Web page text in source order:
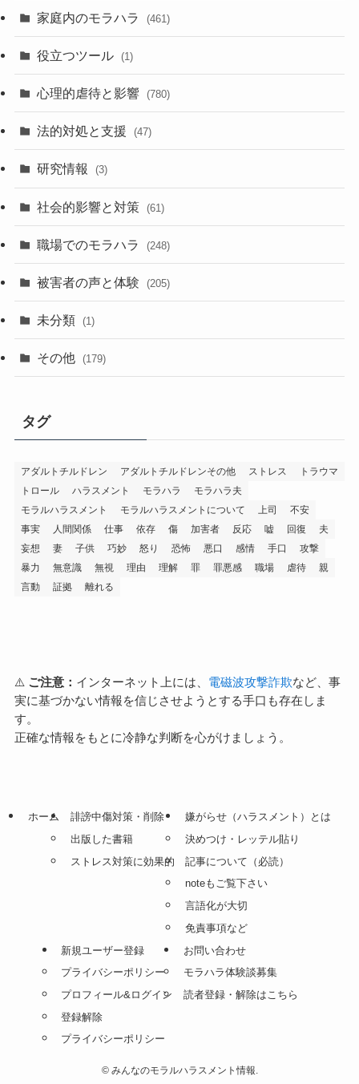
家庭内のモラハラ (461)
役立つツール (1)
心理的虐待と影響 (780)
法的対処と支援 (47)
研究情報 (3)
社会的影響と対策 (61)
職場でのモラハラ (248)
被害者の声と体験 (205)
未分類 (1)
その他 (179)
タグ
アダルトチルドレン アダルトチルドレンその他 ストレス
トラウマ
トロール
ハラスメント モラハラ
モラハラ夫
モラルハラスメント
モラルハラスメントについて 上司
不安
事実
人間関係 仕事 依存 傷 加害者 反応 嘘 回復
夫
妄想
妻 子供 巧妙 怒り 恐怖 悪口 感情 手口
攻撃
暴力
無意識 無視 理由 理解 罪 罪悪感 職場 虐待
親
言動
証拠 離れる
⚠️ ご注意： インターネット上には、 電磁波攻撃詐欺など、事
実に基づかない情報を信じさせようとする手口も存在しま
す。
正確な情報をもとに冷静な判断を心がけましょう。
ホーム
誹謗中傷対策・削除
出版した書籍
ストレス対策に効果的
嫌がらせ（ハラスメント）とは
決めつけ・レッテル貼り
記事について（必読）
noteもご覧下さい
言語化が大切
免責事項など
新規ユーザー登録
プライバシーポリシー
プロフィール&ログイン
登録解除
プライバシーポリシー
お問い合わせ
モラハラ体験談募集
読者登録・解除はこちら
©みんなのモラルハラスメント情報.